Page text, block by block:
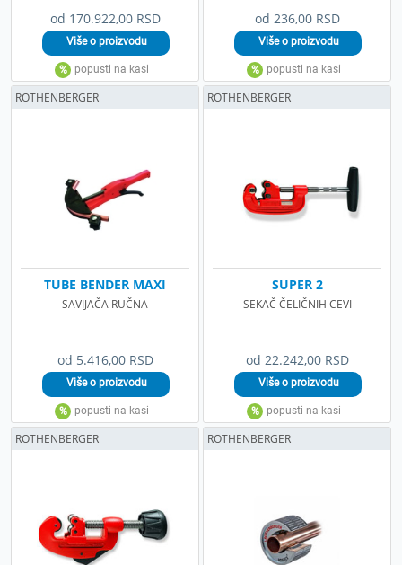
od 170.922,00 RSD od 236,00 RSD
od 5.416,00 RSD
TUBE BENDER MAXI
SAVIJAČA RUČNA
ROTHENBERGER
od 22.242,00 RSD
SUPER 2
SEKAČ ČELIČNIH CEVI
ROTHENBERGER
ROTHENBERGER ROTHENBERGER